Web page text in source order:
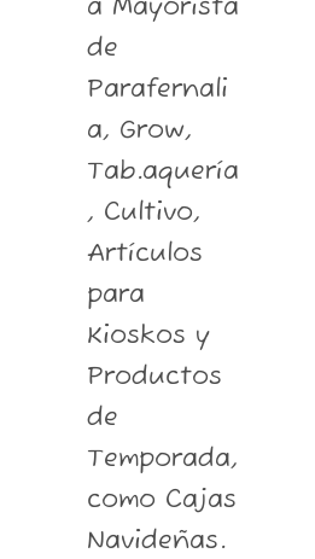
a Mayorista
de
Parafernali
a, Grow,
Tab.aquería
, Cultivo,
Artículos
para
Kioskos y
Productos
de
Temporada,
como Cajas
Navideñas.